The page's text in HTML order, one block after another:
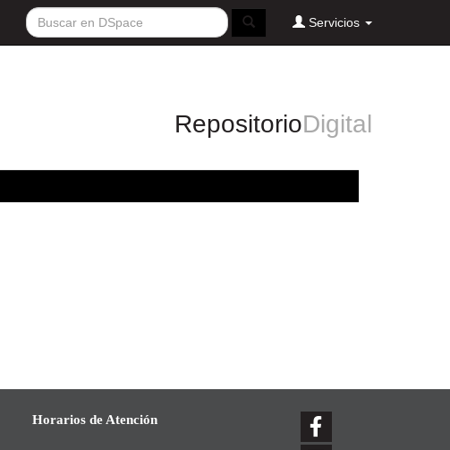
Servicios
RepositorioDigital
Horarios de Atención